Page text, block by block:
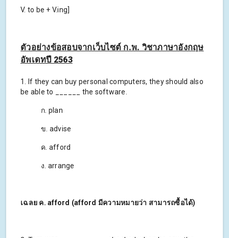
V. to be + V.ing]
ตัวอย่างข้อสอบจากเว็บไซต์ ก.พ. วิชาภาษาอังกฤษ
อัพเดทปี 2563
1. If they can buy personal computers, they should also
be able to ______ the software.
ก. plan
ข. advise
ค. afford
ง. arrange
เฉลย ค. afford (afford มีความหมายว่า สามารถซื้อได้)